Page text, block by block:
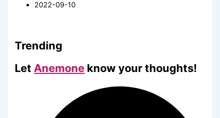
2022-09-10
Trending
Let Anemone know your thoughts!